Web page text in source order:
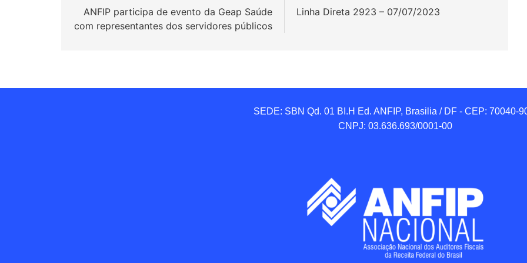
de
Post
ANFIP participa de evento da Geap Saúde
com representantes dos servidores públicos
Linha Direta 2923 – 07/07/2023
SEDE: SBN Qd. 01 BI.H Ed. ANFIP, Brasilia / DF - CEP: 70040-
CNPJ: 03.636.693/0001-00